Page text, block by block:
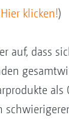
klicken!)
auf, dass
als